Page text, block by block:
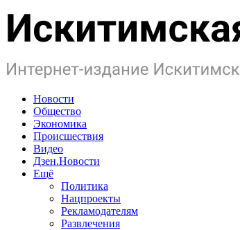
Новости
Общество
Экономика
Происшествия
Видео
Дзен.Новости
Ещё
Политика
Нацпроекты
Рекламодателям
Развлечения